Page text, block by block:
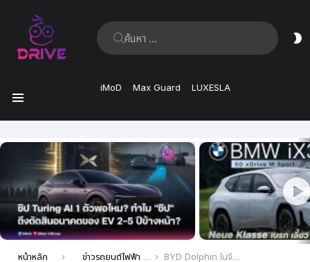
ค้นหา:
iMoD Max Guard LUXESLA
ล่าสุด
คุณอยู่ที่นี่:
หน้าหลัก ข่าวรถยนต์ไฟฟ้า EV ล่าสุด BYD Dolphin ในจีน รุ่นปี 2024 จะเปิดตัวในวันที่ 23 กุมภาพันธ์ นี้ พร้อมแบตเตอรี่ที่ใหญ่ขึ้น และราคาถูกลง